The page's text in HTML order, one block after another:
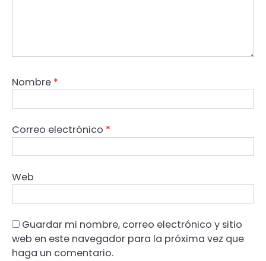
Nombre *
Correo electrónico *
Web
Guardar mi nombre, correo electrónico y sitio
web en este navegador para la próxima vez que
haga un comentario.